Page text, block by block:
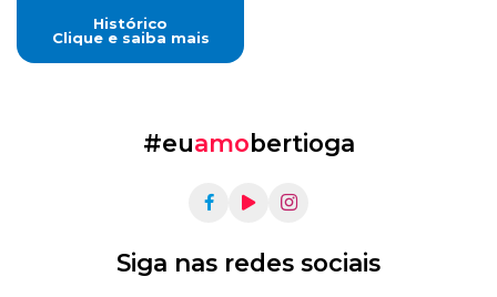
Histórico
Clique e saiba mais
#euamobertioga
Siga nas redes sociais